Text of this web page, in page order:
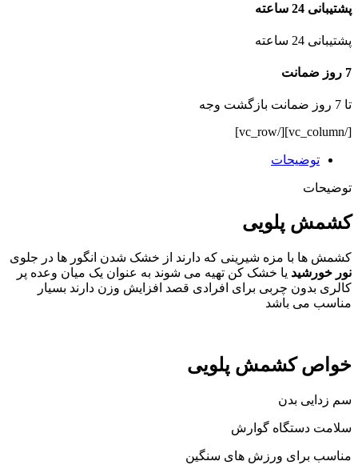
پشتیبانی 24 ساعته
پشتیبانی 24 ساعته
7 روز ضمانت
تا 7 روز ضمانت بازگشت وجه
[/vc_column][/vc_row]
توضیحات
توضیحات
کشمش پلویی
کشمش ها با مزه شیرینی که دارند از خشک شدن انگور ها در جلوی
نور خورشید یا خشک کن تهیه می شوند به عنوان یک میان وعده پر
کالری بدون چربی برای افرادی قصد افزایش وزن دارند بسیار
مناسب می باشد
خواص کشمش پلویی
سم زدایی بدن
سلامت دستگاه گوارش
مناسب برای ورزش های سنگین